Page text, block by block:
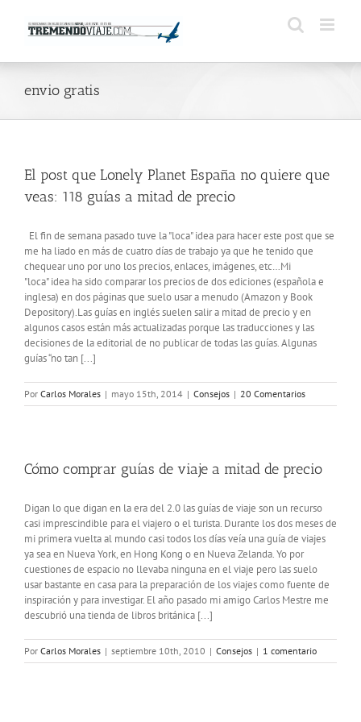
contenido
envio gratis
El post que Lonely Planet España no quiere que
veas: 118 guías a mitad de precio
El fin de semana pasado tuve la "loca" idea para hacer este post que se
me ha liado en más de cuatro días de trabajo ya que he tenido que
chequear uno por uno los precios, enlaces, imágenes, etc…Mi
"loca" idea ha sido comparar los precios de dos ediciones (española e
inglesa) en dos páginas que suelo usar a menudo (Amazon y Book
Depository).Las guías en inglés suelen salir a mitad de precio y en
algunos casos están más actualizadas porque las traducciones y las
decisiones de la editorial de no publicar de todas las guías. Algunas
guías “no tan [...]
Por Carlos Morales | mayo 15th, 2014 | Consejos | 20 Comentarios
Cómo comprar guías de viaje a mitad de precio
Digan lo que digan en la era del 2.0 las guías de viaje son un recurso
casi imprescindible para el viajero o el turista. Durante los dos meses de
mi primera vuelta al mundo casi todos los días veía una guía de viajes
ya sea en Nueva York, en Hong Kong o en Nueva Zelanda. Yo por
cuestiones de espacio no llevaba ninguna en el viaje pero las suelo
usar bastante en casa para la preparación de los viajes como fuente de
inspiración y para investigar. El año pasado mi amigo Carlos Mestre me
descubrió una tienda de libros británica [...]
Por Carlos Morales | septiembre 10th, 2010 | Consejos | 1 comentario